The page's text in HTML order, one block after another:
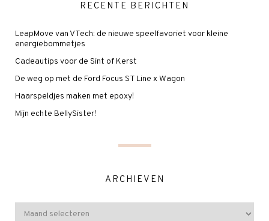
RECENTE BERICHTEN
LeapMove van VTech: de nieuwe speelfavoriet voor kleine
energiebommetjes
Cadeautips voor de Sint of Kerst
De weg op met de Ford Focus ST Line x Wagon
Haarspeldjes maken met epoxy!
Mijn echte BellySister!
ARCHIEVEN